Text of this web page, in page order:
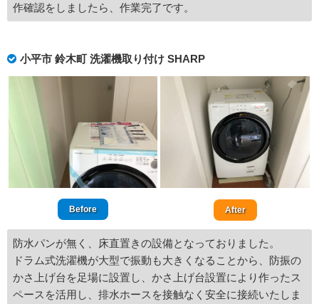
作確認をしましたら、作業完了です。
小平市 鈴木町 洗濯機取り付け SHARP
Before After
防水パンが無く、床直置きの設備となっておりました。
ドラム式洗濯機が大型で振動も大きくなることから、防振の
かさ上げ台を足場に設置し、かさ上げ台設置により作ったス
ペースを活用し、排水ホースを接触なく安全に接続いたしま